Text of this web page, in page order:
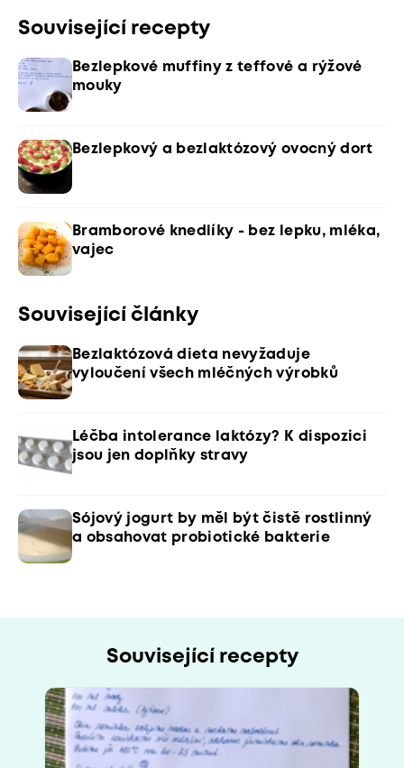
Související recepty
Bezlepkové muffiny z teffové a rýžové
mouky
Bezlepkový a bezlaktózový ovocný dort
Bramborové knedlíky - bez lepku, mléka,
vajec
Související články
Bezlaktózová dieta nevyžaduje
vyloučení všech mléčných výrobků
Léčba intolerance laktózy? K dispozici
jsou jen doplňky stravy
Sójový jogurt by měl být čistě rostlinný
a obsahovat probiotické bakterie
Související recepty